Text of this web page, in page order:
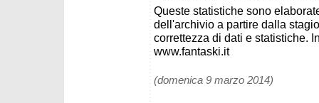
Queste statistiche sono
dell'archivio a partire dalla
correttezza di dati e statistiche.
www.fantaski.it
(domenica 9 marzo 2014)